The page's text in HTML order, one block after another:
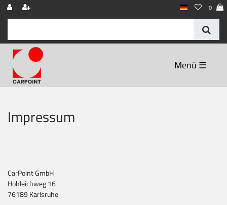
0
☰
Impressum
CarPoint GmbH
Hohleichweg 16
76189 Karlsruhe